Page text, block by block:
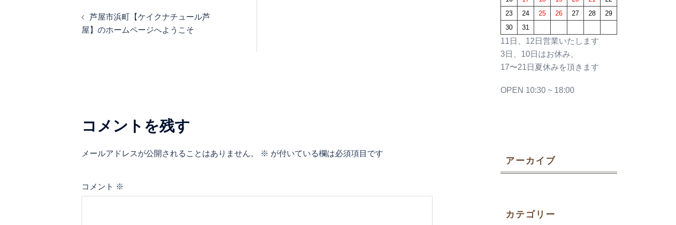
芦屋市浜町【ケイクナチュール芦
屋】のホームページへようこそ
コメントを残す
メールアドレスが公開されることはありません。 ※ が付いている欄は必須項目です
コメント ※
23
24 25 26 27 28
29
30
31
11日、12日営業いたします
3日、10日はお休み、
17〜21日夏休みを頂きます
OPEN 10:30 ~ 18:00
アーカイブ
カテゴリー